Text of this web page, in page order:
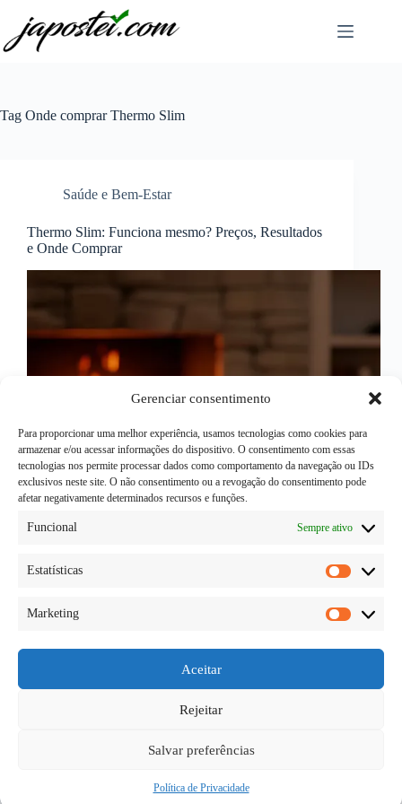
Gerenciar consentimento
Para proporcionar uma melhor experiência, usamos tecnologias como cookies para
armazenar e/ou acessar informações do dispositivo. O consentimento com essas
tecnologias nos permite processar dados como comportamento da navegação ou IDs
exclusivos neste site. O não consentimento ou a revogação do consentimento pode
afetar negativamente determinados recursos e funções.
Funcional Sempre ativo
Estatísticas
Marketing
Aceitar
Rejeitar
Salvar preferências
Política de Privacidade
conteúdo
Tag Onde comprar Thermo Slim
Saúde e Bem-Estar
Thermo Slim: Funciona mesmo? Preços, Resultados
e Onde Comprar
Fazem dietas, vão à academia todos os dias, fazem
mais dietas e por vezes recorrem a alguns tipos de
26/05/2026
Copyright © 2026 - todos os direitos reservados.